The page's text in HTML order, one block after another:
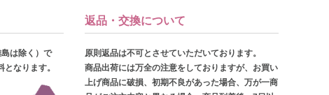
は除く）で
なります。
返品・交換について
原則返品は不可とさせていただいております。
商品出荷には万全の注意をしておりますが、お買い
上げ商品に破損、初期不良があった場合、万が一商